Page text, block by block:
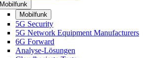
Mobilfunk
Mobilfunk
5G Security
5G Network Equipment Manufacturers
6G Forward
Analyse-Lösungen